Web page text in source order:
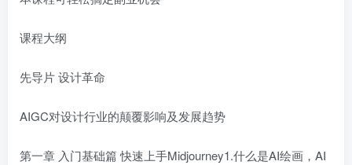
课程大纲
先导片 设计革命
AIGC对设计行业的颠覆影响及发展趋势
第一章 入门基础篇 快速上手Midjourney1.什么是AI绘画，AI